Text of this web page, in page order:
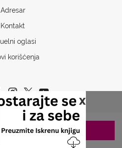
x
Adresar
Kontakt
oglasi
korišćenja
prava www.stetoskop.info
063/687-460